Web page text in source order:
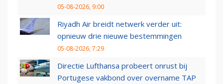
05-08-2026, 9:00
Riyadh Air breidt netwerk verder uit:
opnieuw drie nieuwe bestemmingen
05-08-2026, 7:29
Directie Lufthansa probeert onrust bij
Portugese vakbond over overname TAP